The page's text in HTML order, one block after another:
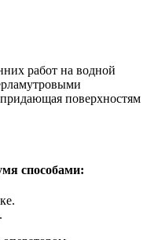
работ на водной
поверхностям
способами: